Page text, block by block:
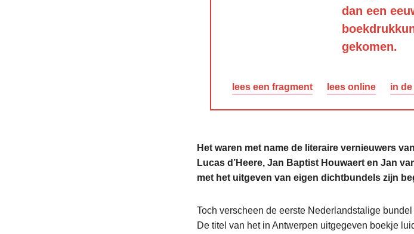
dan een
gekomen.
lees een fragment lees online in
Het waren met name de literaire vernieuwers
Lucas d’Heere, Jan Baptist Houwaert en Jan
met het uitgeven van eigen dichtbundels zijn
Toch verscheen de eerste Nederlandstalige
De titel van het in Antwerpen uitgegeven boekje